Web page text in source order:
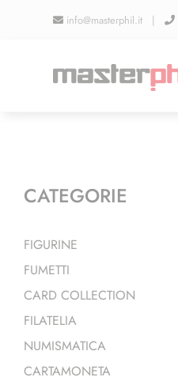
info@masterphil.it |
CATEGORIE
FIGURINE
FUMETTI
CARD COLLECTION
FILATELIA
NUMISMATICA
CARTAMONETA